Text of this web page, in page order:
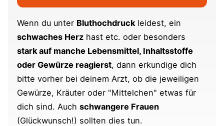
Gehirn
Wasser
der Treibstoff für unsere
Intervallfasten verbessert
das Langzeitgedächtnis
Artikel und Übungen für ein
Wenn du unter Bluthochdruck leidest, ein
schwaches Herz hast etc. oder besonders
stark auf manche Lebensmittel, Inhaltsstoffe
oder Gewürze reagierst, dann erkundige dich
bitte vorher bei deinem Arzt, ob die jeweiligen
Gewürze, Kräuter oder "Mittelchen" etwas für
dich sind. Auchschwangere Frauen
(Glückwunsch!) sollten dies tun.